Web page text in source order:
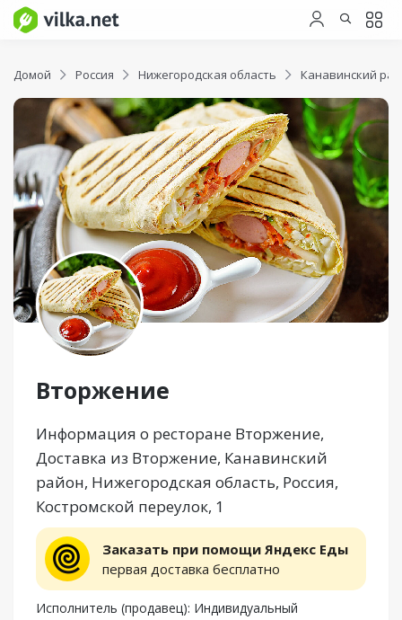
Домой Россия Нижегородская область Канавинский
Вторжение
Информация о ресторане Вторжение,
Доставка из Вторжение, Канавинский
район, Нижегородская область, Россия,
Костромской переулок, 1
Заказать при помощи Яндекс Еды
первая доставка бесплатно
Исполнитель (продавец): Индивидуальный